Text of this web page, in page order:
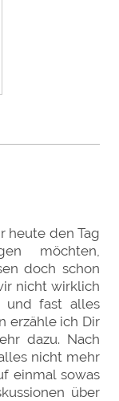
heute den Tag
möchten,
doch schon
nicht wirklich
und fast alles
erzähle ich Dir
dazu. Nach
nicht mehr
einmal sowas
über